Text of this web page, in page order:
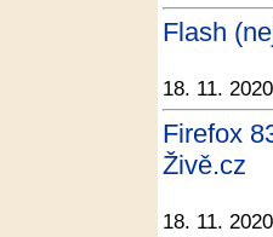
Flash
18. 11.
Firefox
Živě.cz
18. 11.